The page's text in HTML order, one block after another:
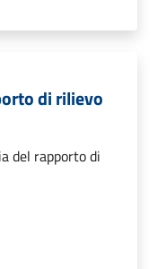
di rilievo
del rapporto di